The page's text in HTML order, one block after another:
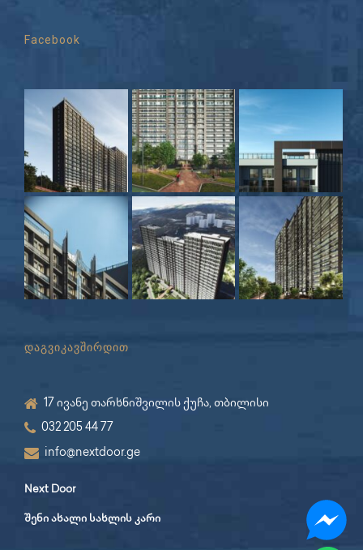
Facebook
დაგვიკავშირდით
17 ივანე თარხნიშვილის ქუჩა, თბილისი
032 205 44 77
info@nextdoor.ge
Next Door
შენი ახალი სახლის კარი